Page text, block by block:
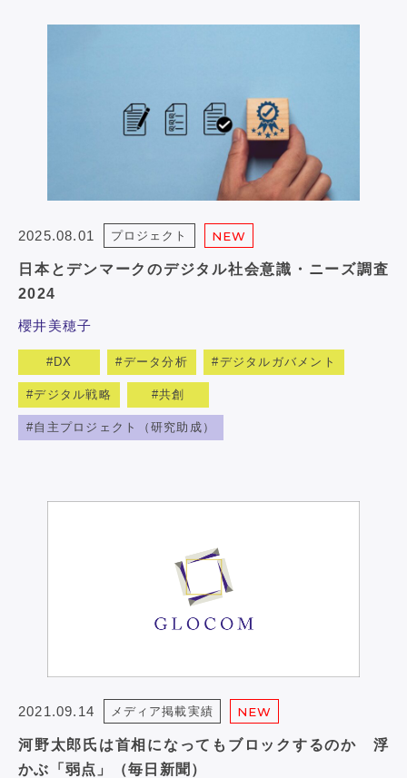
2025.08.01 プロジェクト NEW
日本とデンマークのデジタル社会意識・ニーズ調査
2024
櫻井美穂子
DX データ分析 デジタルガバメント
デジタル戦略 共創
自主プロジェクト（研究助成）
2021.09.14 メディア掲載実績 NEW
河野太郎氏は首相になってもブロックするのか 浮
かぶ「弱点」（毎日新聞）